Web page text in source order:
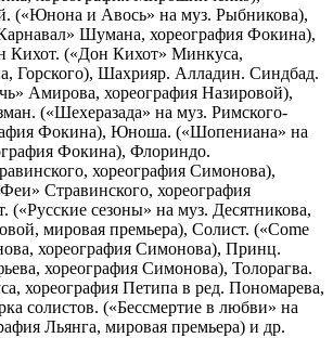
(«Юнона и Авось» на муз. Рыбникова),
Шумана, хореография Фокина),
Кихот. («Дон Кихот» Минкуса,
Горского), Шахрияр. Алладин. Синдбад.
Амирова, хореография Назировой),
(«Шехеразада» на муз. Римского-
Фокина), Юноша. («Шопениана» на
Фокина), Флориндо.
хореография Симонова),
Стравинского, хореография
(«Русские сезоны» на муз. Десятникова,
мировая премьера), Солист. («Come
хореография Симонова), Принц.
хореография Симонова), Толорагва.
хореография Петипа в ред. Пономарева,
солистов. («Бессмертие в любви» на
Льянга, мировая премьера) и др.